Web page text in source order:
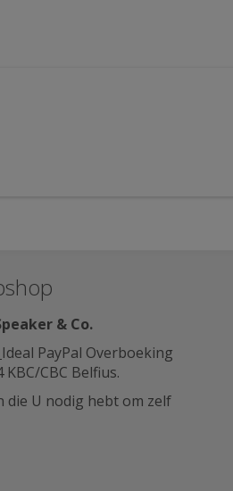
& Co.
Ideal PayPal Overboeking
CBC Belfius.
die U nodig hebt om zelf